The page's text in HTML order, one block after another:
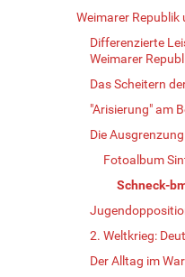
Weimarer Republik
Differenzierte
Weimarer
Das Scheitern
"Arisierung" am
Die
Fotoalbum
Schneck-
2. Weltkrieg:
Der Alltag im